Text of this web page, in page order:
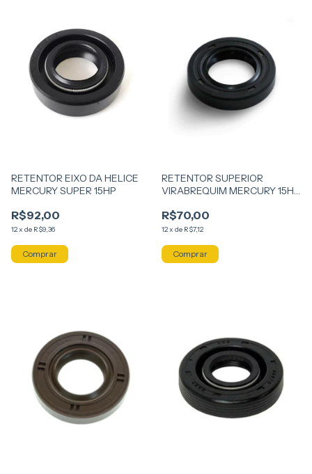
RETENTOR EIXO DA HELICE
MERCURY SUPER 15HP
R$92,00
12x de R$9,36
RETENTOR SUPERIOR
VIRABREQUIM MERCURY 15HP
R$70,00
12x de R$7,12